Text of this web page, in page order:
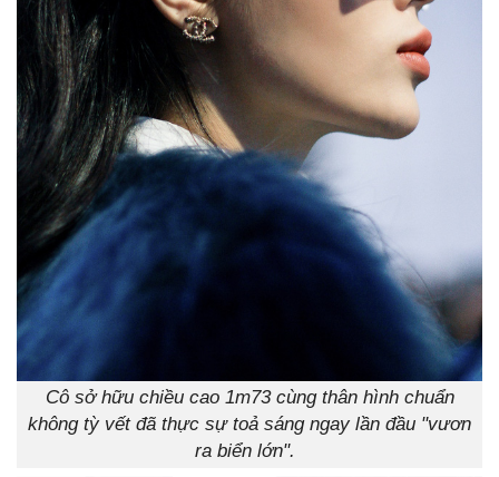
Cô sở hữu chiều cao 1m73 cùng thân hình chuẩn
không tỳ vết đã thực sự toả sáng ngay lần đầu "vươn
ra biển lớn".